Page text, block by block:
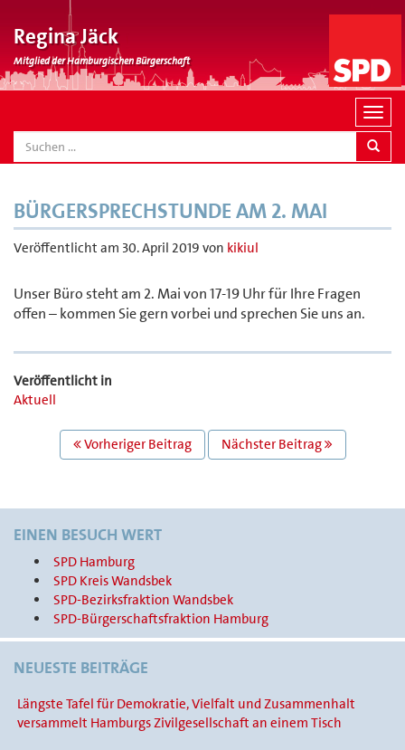
Regina Jäck
Mitglied der Hamburgischen Bürgerschaft
N
a
v
SEARCH
BÜRGERSPRECHSTUNDE AM 2. MAI
Veröffentlicht am 30. April 2019 von kikiul
Unser Büro steht am 2. Mai von 17-19 Uhr für Ihre Fragen
offen – kommen Sie gern vorbei und sprechen Sie uns an.
Veröffentlicht in
Aktuell
BEITRAGS
NAVIGATION
Vorheriger Beitrag Nächster Beitrag
EINEN BESUCH WERT
SPD Hamburg
SPD Kreis Wandsbek
SPD-Bezirksfraktion Wandsbek
SPD-Bürgerschaftsfraktion Hamburg
NEUESTE BEITRÄGE
Längste Tafel für Demokratie, Vielfalt und Zusammenhalt
versammelt Hamburgs Zivilgesellschaft an einem Tisch